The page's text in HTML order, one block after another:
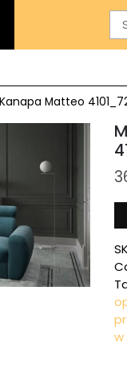
for:
Matteo
w